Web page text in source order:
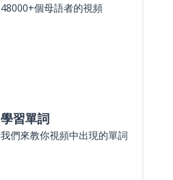
48000+個母語者的視頻
學習單詞
我們來教你視頻中出現的單詞